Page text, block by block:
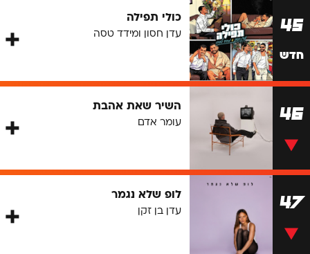
45
חדש
כולי תפילה
עדן חסון ומידד טסה
46 השיר שאת אהבת
עומר אדם
47 לופ שלא נגמר
עדן בן זקן